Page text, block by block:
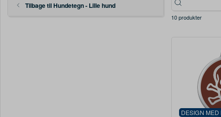
Tilbage til Hundetegn - Lille hund
10 produkter
DESIGN